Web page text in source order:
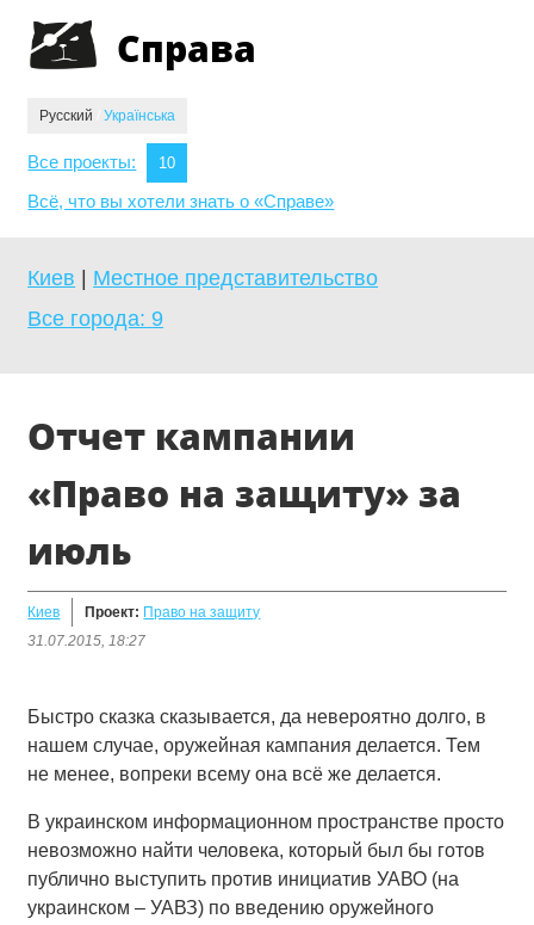
Справа
Русский Українська
Все проекты: 10
Всё, что вы хотели знать о «Справе»
Киев
Местное представительство
Все города: 9
Отчет кампании
«Право на защиту» за
июль
Киев Проект: Право на защиту
31.07.2015, 18:27
Быстро сказка сказывается, да невероятно долго, в
нашем случае, оружейная кампания делается. Тем
не менее, вопреки всему она всё же делается.
В украинском информационном пространстве просто
невозможно найти человека, который был бы готов
публично выступить против инициатив УАВО (на
украинском – УАВЗ) по введению оружейного